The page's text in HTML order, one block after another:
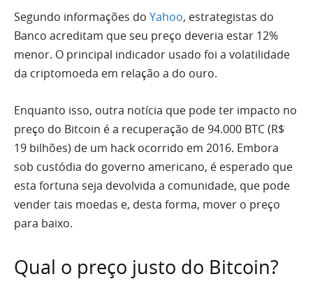
Segundo informações do Yahoo, estrategistas do
Banco acreditam que seu preço deveria estar 12%
menor. O principal indicador usado foi a volatilidade
da criptomoeda em relação a do ouro.
Enquanto isso, outra notícia que pode ter impacto no
preço do Bitcoin é a recuperação de 94.000 BTC (R$
19 bilhões) de um hack ocorrido em 2016. Embora
sob custódia do governo americano, é esperado que
esta fortuna seja devolvida a comunidade, que pode
vender tais moedas e, desta forma, mover o preço
para baixo.
Qual o preço justo do Bitcoin?